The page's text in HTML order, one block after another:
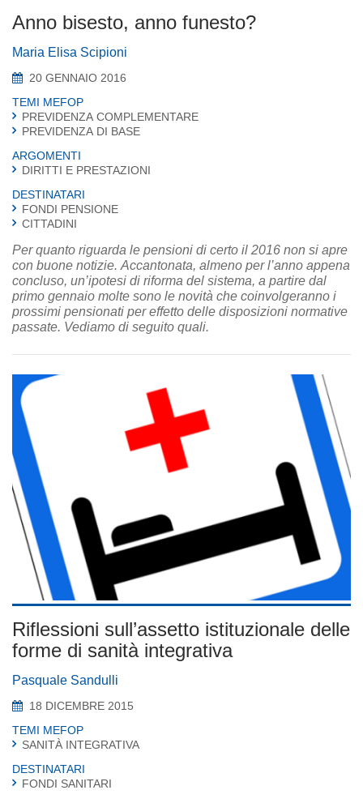
Anno bisesto, anno funesto?
Maria Elisa Scipioni
20 GENNAIO 2016
TEMI MEFOP
PREVIDENZA COMPLEMENTARE
PREVIDENZA DI BASE
ARGOMENTI
DIRITTI E PRESTAZIONI
DESTINATARI
FONDI PENSIONE
CITTADINI
Per quanto riguarda le pensioni di certo il 2016 non si apre
con buone notizie. Accantonata, almeno per l’anno appena
concluso, un’ipotesi di riforma del sistema, a partire dal
primo gennaio molte sono le novità che coinvolgeranno i
prossimi pensionati per effetto delle disposizioni normative
passate. Vediamo di seguito quali.
Riflessioni sull’assetto istituzionale delle
forme di sanità integrativa
Pasquale Sandulli
18 DICEMBRE 2015
TEMI MEFOP
SANITÀ INTEGRATIVA
DESTINATARI
FONDI SANITARI